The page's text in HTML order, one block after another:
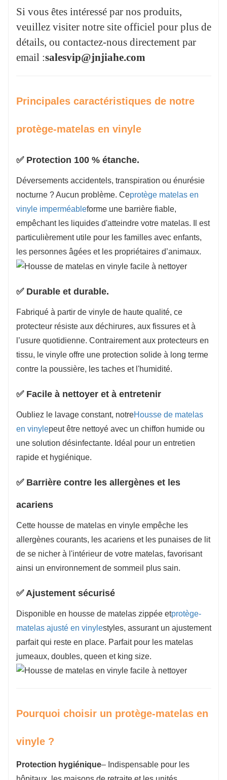
Si vous êtes intéressé par nos produits,
veuillez visiter notre site officiel pour plus de
détails, ou contactez-nous directement par
email :salesvip@jnjiahe.com
Principales caractéristiques de notre
protège-matelas en vinyle
✅ Protection 100 % étanche.
Déversements accidentels, transpiration ou énurésie
nocturne ? Aucun problème. Ceprotège matelas en
vinyle imperméableforme une barrière fiable,
empêchant les liquides d'atteindre votre matelas. Il est
particulièrement utile pour les familles avec enfants,
les personnes âgées et les propriétaires d’animaux.
✅ Durable et durable.
Fabriqué à partir de vinyle de haute qualité, ce
protecteur résiste aux déchirures, aux fissures et à
l’usure quotidienne. Contrairement aux protecteurs en
tissu, le vinyle offre une protection solide à long terme
contre la poussière, les taches et l'humidité.
✅ Facile à nettoyer et à entretenir
Oubliez le lavage constant, notreHousse de matelas
en vinylepeut être nettoyé avec un chiffon humide ou
une solution désinfectante. Idéal pour un entretien
rapide et hygiénique.
✅ Barrière contre les allergènes et les
acariens
Cette housse de matelas en vinyle empêche les
allergènes courants, les acariens et les punaises de lit
de se nicher à l'intérieur de votre matelas, favorisant
ainsi un environnement de sommeil plus sain.
✅ Ajustement sécurisé
Disponible en housse de matelas zippée etprotège-
matelas ajusté en vinylestyles, assurant un ajustement
parfait qui reste en place. Parfait pour les matelas
jumeaux, doubles, queen et king size.
Pourquoi choisir un protège-matelas en
vinyle ?
Protection hygiénique– Indispensable pour les